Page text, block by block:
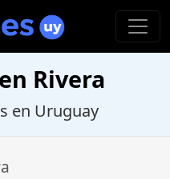
Rivera
en Uruguay